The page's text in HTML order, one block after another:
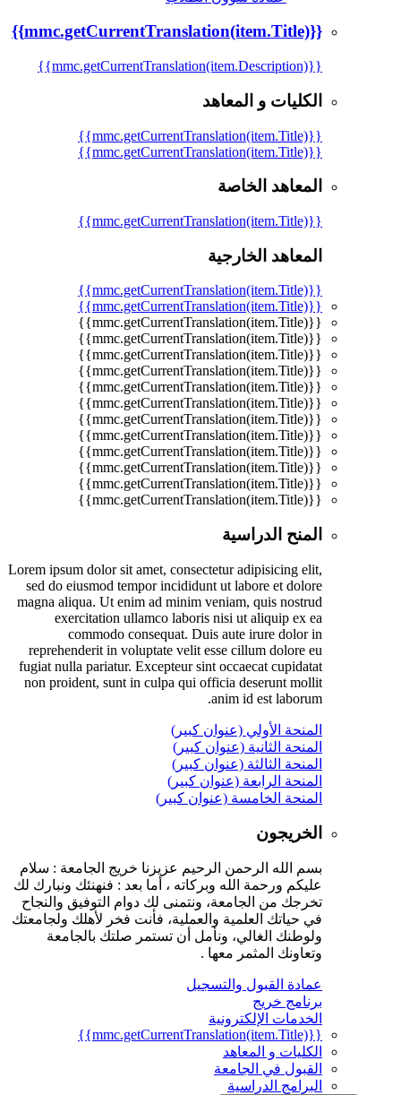
{{mmc.getCurrentTranslation(item.Title)}}
{{mmc.getCurrentTranslation(item.Description)}}
الكليات و المعاهد
{{mmc.getCurrentTranslation(item.Title)}}
{{mmc.getCurrentTranslation(item.Title)}}
المعاهد الخاصة
{{mmc.getCurrentTranslation(item.Title)}}
المعاهد الخارجية
{{mmc.getCurrentTranslation(item.Title)}}
{{mmc.getCurrentTranslation(item.Title)}}
{{mmc.getCurrentTranslation(item.Title)}}
{{mmc.getCurrentTranslation(item.Title)}}
{{mmc.getCurrentTranslation(item.Title)}}
{{mmc.getCurrentTranslation(item.Title)}}
{{mmc.getCurrentTranslation(item.Title)}}
{{mmc.getCurrentTranslation(item.Title)}}
{{mmc.getCurrentTranslation(item.Title)}}
{{mmc.getCurrentTranslation(item.Title)}}
{{mmc.getCurrentTranslation(item.Title)}}
{{mmc.getCurrentTranslation(item.Title)}}
{{mmc.getCurrentTranslation(item.Title)}}
{{mmc.getCurrentTranslation(item.Title)}}
المنح الدراسية
Lorem ipsum dolor sit amet, consectetur adipisicing elit,
sed do eiusmod tempor incididunt ut labore et dolore
magna aliqua. Ut enim ad minim veniam, quis nostrud
exercitation ullamco laboris nisi ut aliquip ex ea
commodo consequat. Duis aute irure dolor in
reprehenderit in voluptate velit esse cillum dolore eu
fugiat nulla pariatur. Excepteur sint occaecat cupidatat
non proident, sunt in culpa qui officia deserunt mollit
anim id est laborum.
المنحة الأولي (عنوان كبير)
المنحة الثانية (عنوان كبير)
المنحة الثالثة (عنوان كبير)
المنحة الرابعة (عنوان كبير)
المنحة الخامسة (عنوان كبير)
الخريجون
بسم الله الرحمن الرحيم عزيزنا خريج الجامعة : سلام
عليكم ورحمة الله وبركاته ، أما بعد : فنهنئك ونبارك لك
تخرجك من الجامعة، ونتمنى لك دوام التوفيق والنجاح
في حياتك العلمية والعملية، فأنت فخر لأهلك ولجامعتك
ولوطنك الغالي، ونأمل أن تستمر صلتك بالجامعة
وتعاونك المثمر معها .
عمادة القبول والتسجيل
برنامج خريج
الخدمات الإلكترونية
{{mmc.getCurrentTranslation(item.Title)}}
الكليات و المعاهد
القبول في الجامعة
البرامج الدراسية